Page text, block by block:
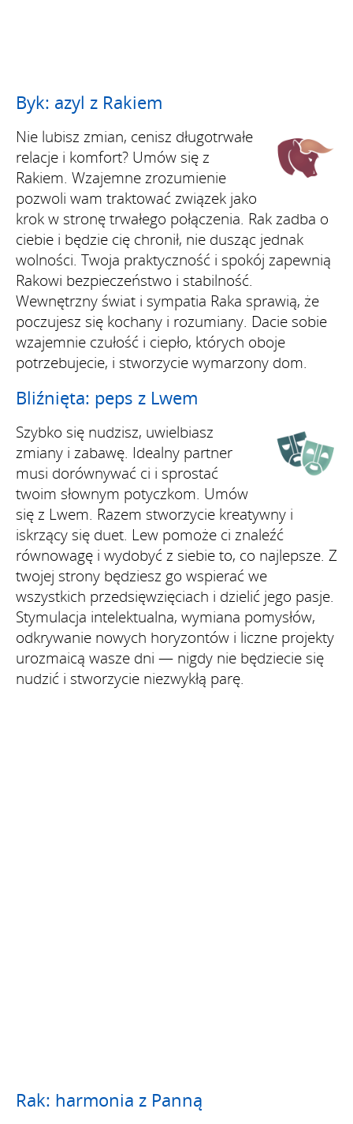
Byk: azyl z Rakiem
Nie lubisz zmian, cenisz długotrwałe
relacje i komfort? Umów się z
Rakiem. Wzajemne zrozumienie
pozwoli wam traktować związek jako
krok w stronę trwałego połączenia. Rak zadba o
ciebie i będzie cię chronił, nie dusząc jednak
wolności. Twoja praktyczność i spokój zapewnią
Rakowi bezpieczeństwo i stabilność.
Wewnętrzny świat i sympatia Raka sprawią, że
poczujesz się kochany i rozumiany. Dacie sobie
wzajemnie czułość i ciepło, których oboje
potrzebujecie, i stworzycie wymarzony dom.
Bliźnięta: peps z Lwem
Szybko się nudzisz, uwielbiasz
zmiany i zabawę. Idealny partner
musi dorównywać ci i sprostać
twoim słownym potyczkom. Umów
się z Lwem. Razem stworzycie kreatywny i
iskrzący się duet. Lew pomoże ci znaleźć
równowagę i wydobyć z siebie to, co najlepsze. Z
twojej strony będziesz go wspierać we
wszystkich przedsięwzięciach i dzielić jego pasje.
Stymulacja intelektualna, wymiana pomysłów,
odkrywanie nowych horyzontów i liczne projekty
urozmaicą wasze dni — nigdy nie będziecie się
nudzić i stworzycie niezwykłą parę.
Rak: harmonia z Panną